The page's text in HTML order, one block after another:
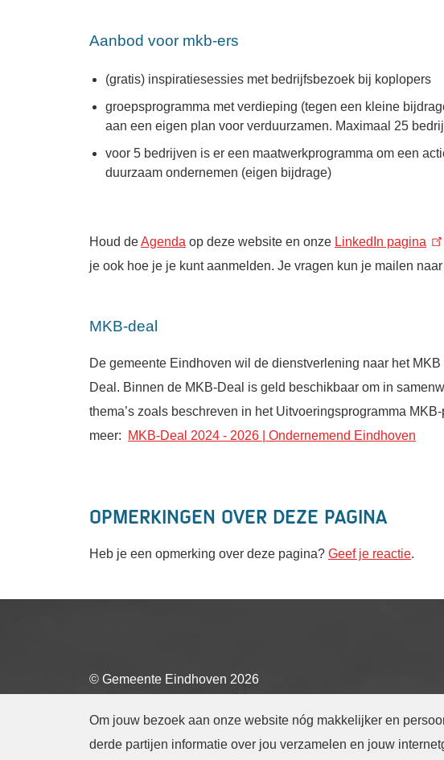
Om jouw bezoek aan onze website nóg makkelijker en
derde partijen informatie over jou verzamelen en jouw
Aanbod voor mkb-ers
(gratis) inspiratiesessies met bedrijfsbezoek bij koplopers
groepsprogramma met verdieping (tegen een kleine
aan een eigen plan voor verduurzamen. Maximaal 25
voor 5 bedrijven is er een maatwerkprogramma om een
duurzaam ondernemen (eigen bijdrage)
Houd deAgenda op deze website en onze LinkedIn pagina
je ook hoe je je kunt aanmelden. Je vragen kun je mailen naar
MKB-deal
De gemeente Eindhoven wil de dienstverlening naar het
Deal. Binnen de MKB-Deal is geld beschikbaar om in
thema’s zoals beschreven in het Uitvoeringsprogramma
meer:
MKB-Deal 2024 - 2026 | Ondernemend Eindhoven
Opmerkingen over deze pagina
Heb je een opmerking over deze pagina? Geef je reactie.
© Gemeente Eindhoven 2026
Cookies beheren